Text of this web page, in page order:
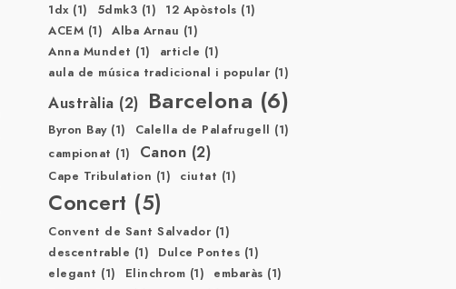
1dx(1) 5dmk3 (1) 12 Apòstols (1)
ACEM (1) Alba Arnau (1)
Anna Mundet (1) article (1)
aula de música tradicional i popular (1)
Austràlia (2) Barcelona (6)
Byron Bay(1) Calella de Palafrugell (1)
campionat (1) Canon (2)
Cape Tribulation (1) ciutat (1)
Concert (5)
Convent de Sant Salvador (1)
descentrable (1) Dulce Pontes (1)
elegant (1) Elinchrom (1) embaràs (1)